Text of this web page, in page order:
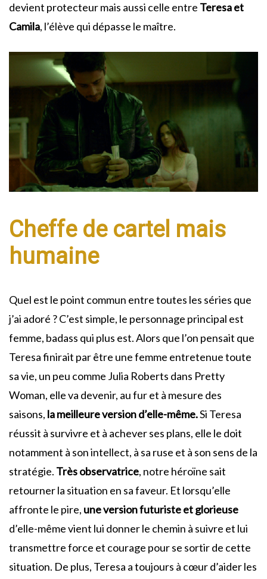
devient protecteur mais aussi celle entre Teresa et
Camila, l’élève qui dépasse le maître.
Cheffe de cartel mais
humaine
Quel est le point commun entre toutes les séries que
j’ai adoré ? C’est simple, le personnage principal est
femme, badass qui plus est. Alors que l’on pensait que
Teresa finirait par être une femme entretenue toute
sa vie, un peu comme Julia Roberts dans Pretty
Woman, elle va devenir, au fur et à mesure des
saisons, la meilleure version d’elle-même.Si Teresa
réussit à survivre et à achever ses plans, elle le doit
notamment à son intellect, à sa ruse et à son sens de la
stratégie. Très observatrice, notre héroïne sait
retourner la situation en sa faveur. Et lorsqu’elle
affronte le pire, une version futuriste et glorieuse
d’elle-même vient lui donner le chemin à suivre et lui
transmettre force et courage pour se sortir de cette
situation. De plus, Teresa a toujours à cœur d’aider les